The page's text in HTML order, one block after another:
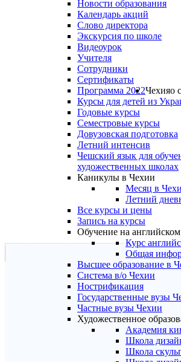
Новости образования
Календарь акций
Слово директора
Экскурсия по школе
Видеоурок
Учителя
Сотрудники
Сертификаты
Программа 2022
Курсы для детей из
Годовые курсы
Семестровые курсы
Довузовская подготовка
Летний интенсив
Чешский язык для
художественных школах
Каникулы в Чехии
Месяц в
Летний
Все курсы и цены
Запись на курсы
Обучение на английском
Курс
Общая
Высшее образование в
Система в/о Чехии
Нострификация
Государственные вузы
Частные вузы Чехии
Художественное
Академия
Школа
Школа
Чехияо